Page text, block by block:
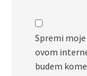
Spremi
ovom
budem